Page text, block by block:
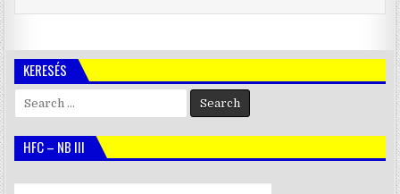
KERESÉS
HFC – NB III